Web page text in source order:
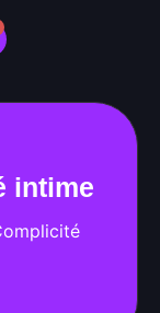
intime